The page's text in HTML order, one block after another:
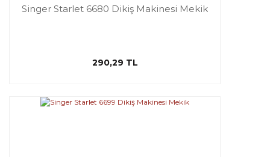
Singer Starlet 6680 Dikiş Makinesi Mekik
290,29 TL